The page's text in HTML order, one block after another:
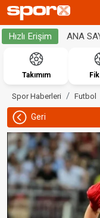
Hızlı Erişim ANA
Takımım
Spor Haberleri Futbol
Geri